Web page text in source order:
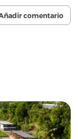
comentario